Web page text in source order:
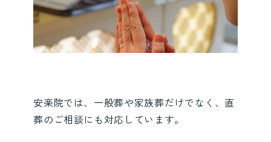
安楽院では、一般葬や家族葬だけでなく、直
葬のご相談にも対応しています。